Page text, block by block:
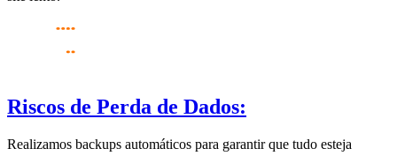
Riscos de Perda de Dados:
Realizamos backups automáticos para garantir que tudo esteja